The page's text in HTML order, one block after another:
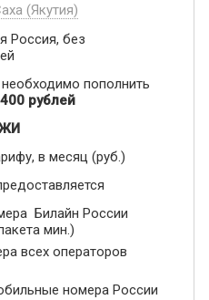
(Якутия)
Россия, без
пополнить
400 рублей
в месяц (руб.)
Билайн России
мин.)
всех операторов
номера России